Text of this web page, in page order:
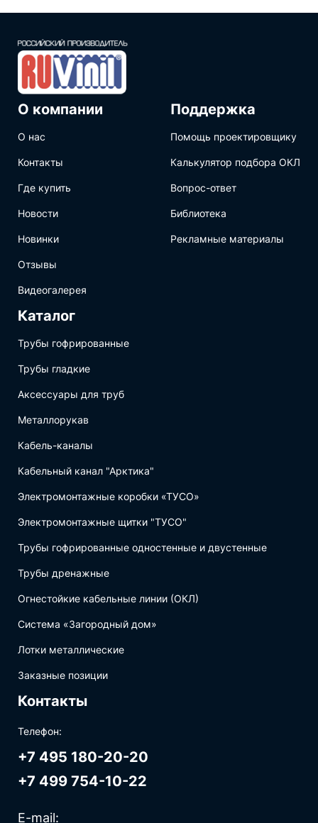
О компании
О нас
Контакты
Где купить
Новости
Новинки
Отзывы
Видеогалерея
Поддержка
Помощь проектировщику
Калькулятор подбора ОКЛ
Вопрос-ответ
Библиотека
Рекламные материалы
Каталог
Трубы гофрированные
Трубы гладкие
Аксессуары для труб
Металлорукав
Кабель-каналы
Кабельный канал "Арктика"
Электромонтажные коробки «ТУСО»
Электромонтажные щитки "ТУСО"
Трубы гофрированные одностенные и двустенные
Трубы дренажные
Огнестойкие кабельные линии (ОКЛ)
Система «Загородный дом»
Лотки металлические
Заказные позиции
Контакты
Телефон:
+7 495 180-20-20
+7 499 754-10-22
E-mail: